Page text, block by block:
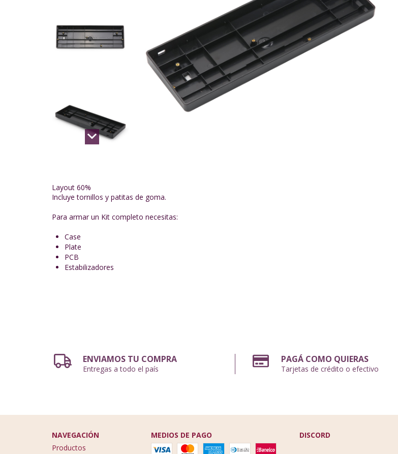
Layout 60%
Incluye tornillos y patitas de goma.
Para armar un Kit completo necesitas:
Case
Plate
PCB
Estabilizadores
ENVIAMOS TU COMPRA
Entregas a todo el país
PAGÁ COMO QUIERAS
Tarjetas de crédito o efectivo
NAVEGACIÓN
Productos
MEDIOS DE PAGO DISCORD